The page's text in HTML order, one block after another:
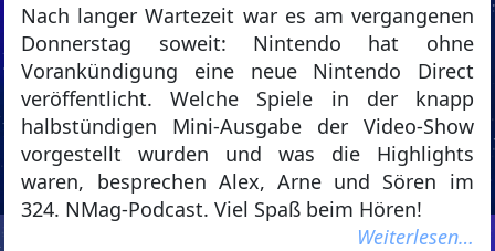
Nach langer Wartezeit war es am vergangenen
Donnerstag soweit: Nintendo hat ohne
Vorankündigung eine neue Nintendo Direct
veröffentlicht. Welche Spiele in der knapp
halbstündigen Mini-Ausgabe der Video-Show
vorgestellt wurden und was die Highlights
waren, besprechen Alex, Arne und Sören im
324. NMag-Podcast. Viel Spaß beim Hören!
Weiterlesen…